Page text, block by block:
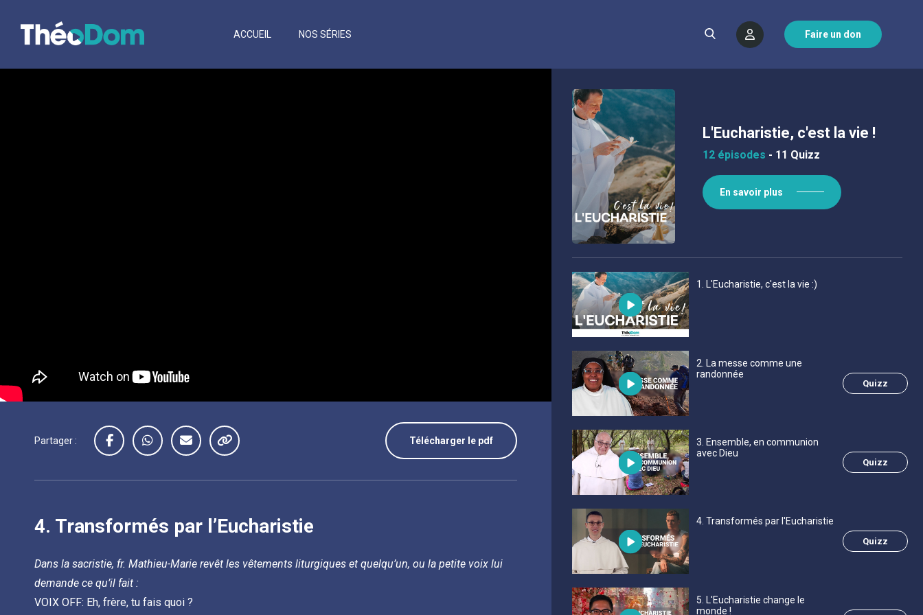
ACCUEIL NOS SÉRIES Faire un don
Partager : Télécharger le pdf
4. Transformés par l’Eucharistie
Dans la sacristie, fr. Mathieu-Marie revêt les vêtements liturgiques et quelqu’un, ou la petite voix lui
demande ce qu’il fait :
VOIX OFF: Eh, frère, tu fais quoi ?
L'Eucharistie, c'est la vie !
12 épisodes - 11 Quizz
En savoir plus
1 . L'Eucharistie, c'est la vie :)
2 . La messe comme une
randonnée
Quizz
3 . Ensemble, en communion
avec Dieu
Quizz
4. Transformés par l'Eucharistie
Quizz
5 . L'Eucharistie change le
monde !